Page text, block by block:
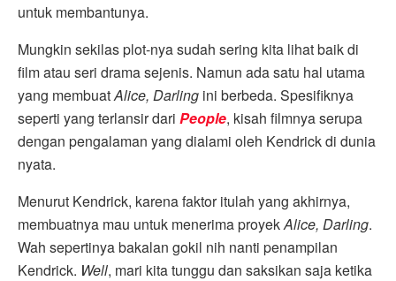
untuk membantunya.
Mungkin sekilas plot-nya sudah sering kita lihat baik di
film atau seri drama sejenis. Namun ada satu hal utama
yang membuatAlice, Darling ini berbeda. Spesifiknya
seperti yang terlansir dari People, kisah filmnya serupa
dengan pengalaman yang dialami oleh Kendrick di dunia
nyata.
Menurut Kendrick, karena faktor itulah yang akhirnya,
membuatnya mau untuk menerima proyekAlice, Darling.
Wah sepertinya bakalan gokil nih nanti penampilan
Kendrick. Well, mari kita tunggu dan saksikan saja ketika